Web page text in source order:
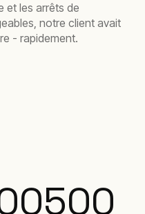
et les arrêts de
notre client avait
- rapidement.
500